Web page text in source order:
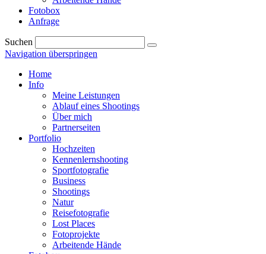
Fotobox
Anfrage
Suchen
Navigation überspringen
Home
Info
Meine Leistungen
Ablauf eines Shootings
Über mich
Partnerseiten
Portfolio
Hochzeiten
Kennenlernshooting
Sportfotografie
Business
Shootings
Natur
Reisefotografie
Lost Places
Fotoprojekte
Arbeitende Hände